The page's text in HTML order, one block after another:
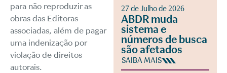
para não reproduzir as
obras das Editoras
associadas, além de pagar
uma indenização por
violação de direitos
autorais.
27 de Julho de 2026
ABDR muda
sistema e
números de busca
são afetados
SAIBA MAIS